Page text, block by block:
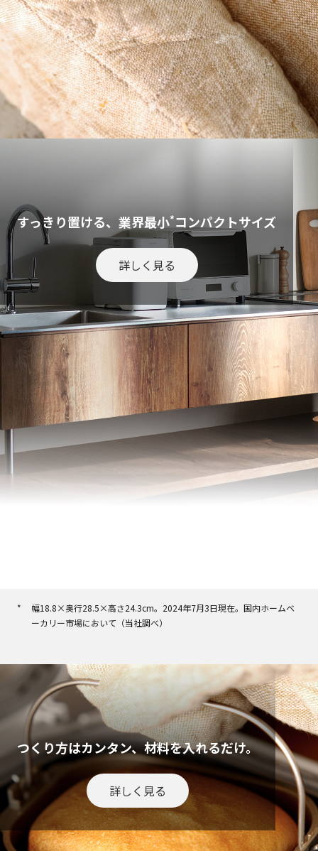
すっきり置ける、業界最小*コンパクトサイズ
詳しく見る
幅18.8×奥行28.5×高さ24.3cm。2024年7月3日現在。国内ホームベ
ーカリー市場において（当社調べ）
つくり方はカンタン、材料を入れるだけ。
詳しく見る